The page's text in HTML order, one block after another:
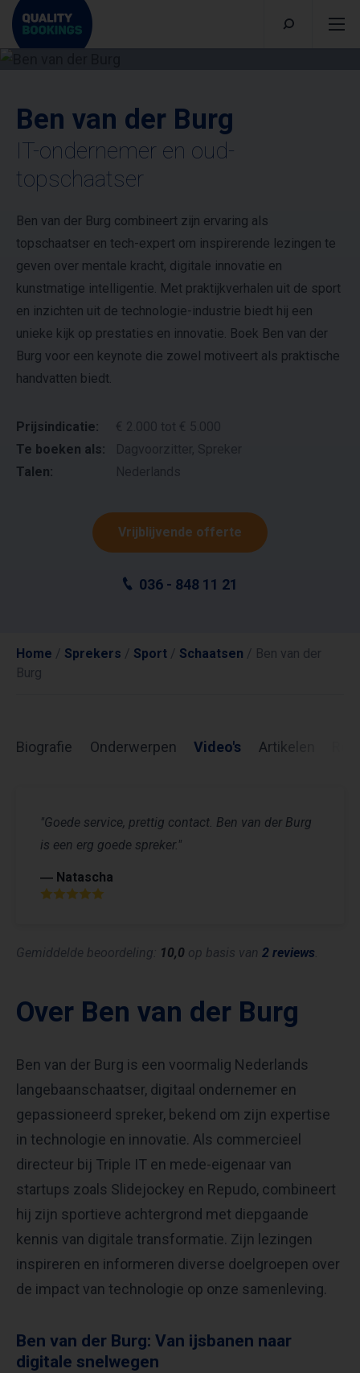
Ben van der Burg
IT-ondernemer en oud-
topschaatser
Ben van der Burg combineert zijn ervaring als
topschaatser en tech-expert om inspirerende lezingen te
geven over mentale kracht, digitale innovatie en
kunstmatige intelligentie. Met praktijkverhalen uit de sport
en inzichten uit de technologie-industrie biedt hij een
unieke kijk op prestaties en innovatie. Boek Ben van der
Burg voor een keynote die zowel motiveert als praktische
handvatten biedt.
Prijsindicatie:
€ 2.000 tot € 5.000
Te boeken als:
Dagvoorzitter, Spreker
Talen:
Vrijblijvende offerte
036 - 848 11 21
Home / Sprekers / Sport / Schaatsen / Ben van der
Burg
Biografie Onderwerpen Video's Artikelen
"Goede service, prettig contact. Ben van der Burg
is een erg goede spreker."
― Natascha
Gemiddelde beoordeling: 10,0 op basis van 2 reviews.
Over Ben van der Burg
Ben van der Burg is een voormalig Nederlands
langebaanschaatser, digitaal ondernemer en
gepassioneerd spreker, bekend om zijn expertise
in technologie en innovatie. Als commercieel
directeur bij Triple IT en mede-eigenaar van
startups zoals Slidejockey en Repudo, combineert
hij zijn sportieve achtergrond met diepgaande
kennis van digitale transformatie. Zijn lezingen
inspireren en informeren diverse doelgroepen over
de impact van technologie op onze samenleving.
Ben van der Burg: Van ijsbanen naar
digitale snelwegen